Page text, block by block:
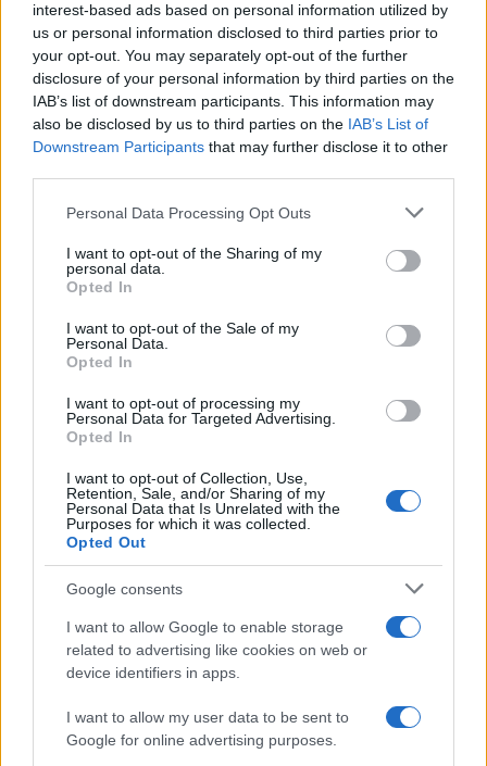
interest-based ads based on personal information utilized by
us or personal information disclosed to third parties prior to
your opt-out. You may separately opt-out of the further
disclosure of your personal information by third parties on the
IAB’s list of downstream participants. This information may
also be disclosed by us to third parties on the IAB’s List of
Downstream Participants that may further disclose it to other
Please note that this website/app uses one or more Google
not limited to your visit or usage behaviour. You may click to
grant or deny consent to Google and its third-party tags to
use your data for below specified purposes in below Google
consent section.
Personal Data Processing Opt Outs
I want to opt-out of the Sharing of my
personal data.
Opted In
I want to opt-out of the Sale of my
Personal Data.
Opted In
I want to opt-out of processing my
Personal Data for Targeted Advertising.
Opted In
I want to opt-out of Collection, Use,
Retention, Sale, and/or Sharing of my
Personal Data that Is Unrelated with the
Purposes for which it was collected.
Opted Out
Google consents
I want to allow Google to enable storage
related to advertising like cookies on web or
device identifiers in apps.
I want to allow my user data to be sent to
Google for online advertising purposes.
EGYÉB
Március 1-jén újra megnyitja kapuit a Bajor
Gizi Színészmúzeum
Az Országos Színháztörténeti Múzeum és Intézet (OSZMI)
programjai, köztük a Latinovits Zoltánra, valamint Börcsök
Enikőre emlékező időszaki tárlat, továbbá a Bajor Gizinek és
Gobbi Hildának emléket állító állandó kiállítás is látható lesz
a Színészmúzeumban.
KULTPOL
Hetvenéves az Országos
Színháztörténeti Múzeum és Intézet
A magyar színjátszás sokszínű múltjáról jóval kevesebb
ismeretünk lenne, ha hetven évvel ezelőtt nem jött volna
létre az Országos Színháztörténeti Múzeum.
KULTPOL
Amatőr bábtervezők számára hirdet
pályázatot a PIM
A Petőfi Irodalmi Múzeum (PIM) pályázatot hirdet amatőr
bábtervezők részére Petőfi Sándor János vitéz című
elbeszélő költeményéhez kapcsolódó tárgybábok
keretében 2022 őszén induló János vitéz (h)arcai című utazó
múzeumpedagógiai foglalkozáshoz. A nyertes pályaművek